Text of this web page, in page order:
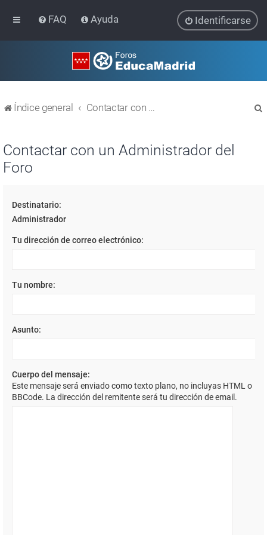
FAQ Ayuda Identificarse
Índice general Contactar con un Administrador del Foro
Contactar con un Administrador del
Foro
Destinatario:
Administrador
Tu dirección de correo electrónico:
Tu nombre:
Asunto:
Cuerpo del mensaje:
Este mensaje será enviado como texto plano, no incluyas HTML o
BBCode. La dirección del remitente será tu dirección de email.